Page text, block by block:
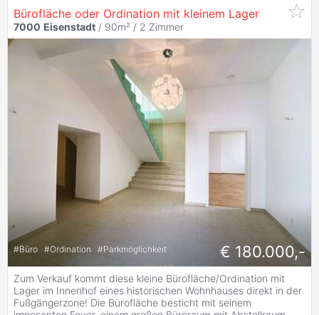
Bürofläche oder Ordination mit kleinem Lager
7000 Eisenstadt / 90m² / 2 Zimmer
#Büro #Ordination #Parkmöglichkeit € 180.000,-
Zum Verkauf kommt diese kleine Bürofläche/Ordination mit
Lager im Innenhof eines historischen Wohnhauses direkt in der
Fußgängerzone! Die Bürofläche besticht mit seinem